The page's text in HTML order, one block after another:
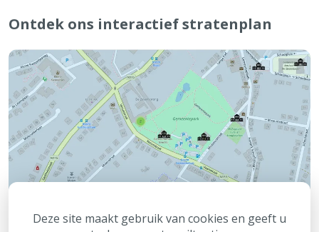
Ontdek ons interactief stratenplan
Deze site maakt gebruik van cookies en geeft u